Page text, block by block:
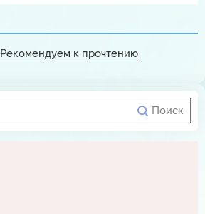
Рекомендуем к прочтению